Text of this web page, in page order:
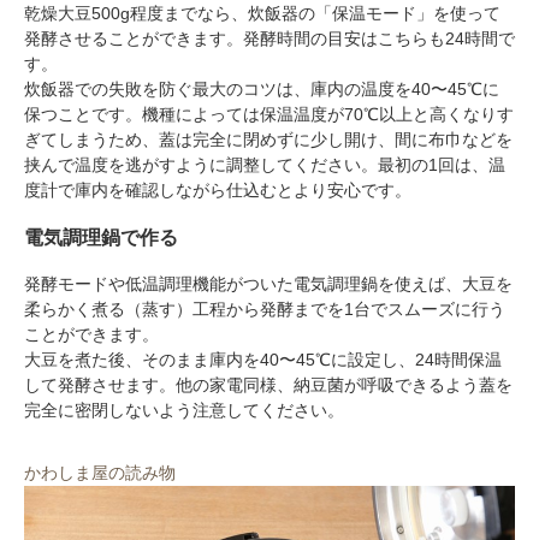
乾燥大豆500g程度までなら、炊飯器の「保温モード」を使って
発酵させることができます。発酵時間の目安はこちらも24時間で
す。
炊飯器での失敗を防ぐ最大のコツは、庫内の温度を40〜45℃に
保つことです。機種によっては保温温度が70℃以上と高くなりす
ぎてしまうため、蓋は完全に閉めずに少し開け、間に布巾などを
挟んで温度を逃がすように調整してください。最初の1回は、温
度計で庫内を確認しながら仕込むとより安心です。
電気調理鍋で作る
発酵モードや低温調理機能がついた電気調理鍋を使えば、大豆を
柔らかく煮る（蒸す）工程から発酵までを1台でスムーズに行う
ことができます。
大豆を煮た後、そのまま庫内を40〜45℃に設定し、24時間保温
して発酵させます。他の家電同様、納豆菌が呼吸できるよう蓋を
完全に密閉しないよう注意してください。
かわしま屋の読み物